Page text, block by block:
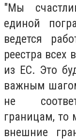
"Мы
единой
ведется
реестра
из ЕС. Это
важным
не
границам, то
внешние